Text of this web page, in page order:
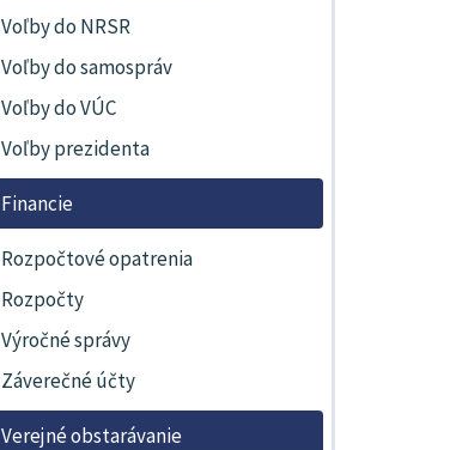
Voľby do NRSR
Voľby do samospráv
Voľby do VÚC
Voľby prezidenta
Financie
Rozpočtové opatrenia
Rozpočty
Výročné správy
Záverečné účty
Verejné obstarávanie